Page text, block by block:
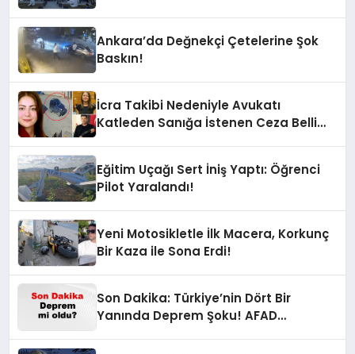
Ankara’da Değnekçi Çetelerine Şok
Baskın!
İcra Takibi Nedeniyle Avukatı
Katleden Sanığa İstenen Ceza Belli
Eğitim Uçağı Sert İniş Yaptı: Öğrenci
Pilot Yaralandı!
Yeni Motosikletle İlk Macera, Korkunç
Bir Kaza ile Sona Erdi!
Son Dakika: Türkiye’nin Dört Bir
Yanında Deprem Şoku! AFAD